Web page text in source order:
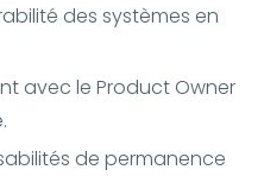
des systèmes en
avec le Product Owner
de permanence